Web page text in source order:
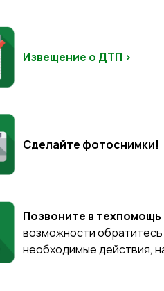
Извещение о ДТП >
Сделайте фотоснимки!
Позвоните в техпомощь
возможности
необходимые действия,